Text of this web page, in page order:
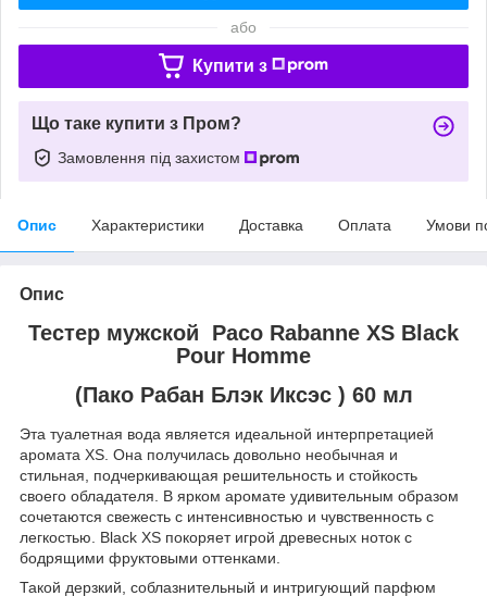
або
Купити з
Що таке купити з Пром?
Замовлення під захистом
Опис Характеристики Доставка Оплата Умови
Опис
Тестер мужской Paco Rabanne XS Black
Pour Homme
(Пако Рабан Блэк Иксэс ) 60 мл
Эта туалетная вода является идеальной интерпретацией
аромата XS. Она получилась довольно необычная и
стильная, подчеркивающая решительность и стойкость
своего обладателя. В ярком аромате удивительным образом
сочетаются свежесть с интенсивностью и чувственность с
легкостью. Black XS покоряет игрой древесных ноток с
бодрящими фруктовыми оттенками.
Такой дерзкий, соблазнительный и интригующий парфюм